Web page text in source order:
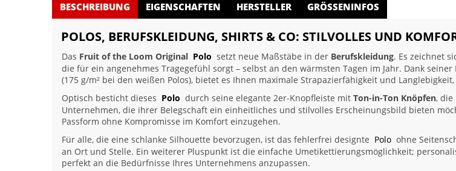
BESCHREIBUNG EIGENSCHAFTEN HERSTELLER GRÖSSENINFOS
POLOS, BERUFSKLEIDUNG, SHIRTS & CO: STILVOLLES UND
Das Fruit of the Loom Original Polo setzt neue Maßstäbe in der Berufskleidung. Es zeichnet
die für ein angenehmes Tragegefühl sorgt – selbst an den wärmsten Tagen im Jahr. Dank
(175 g/m² bei den weißen Polos), bietet es Ihnen maximale Strapazierfähigkeit und
Optisch besticht dieses Polo durch seine elegante 2er-Knopfleiste mit Ton-in-Ton Knöpfen, die
Unternehmen, die ihrer Belegschaft ein einheitliches und stilvolles Erscheinungsbild bieten
Passform ohne Kompromisse im Komfort einzugehen.
Für alle, die eine schlanke Silhouette bevorzugen, ist das fehlerfrei designte Polo ohne
an Ort und Stelle. Ein weiterer Pluspunkt ist die einfache Umetikettierungsmöglichkeit;
perfekt an die Bedürfnisse Ihres Unternehmens anzupassen.